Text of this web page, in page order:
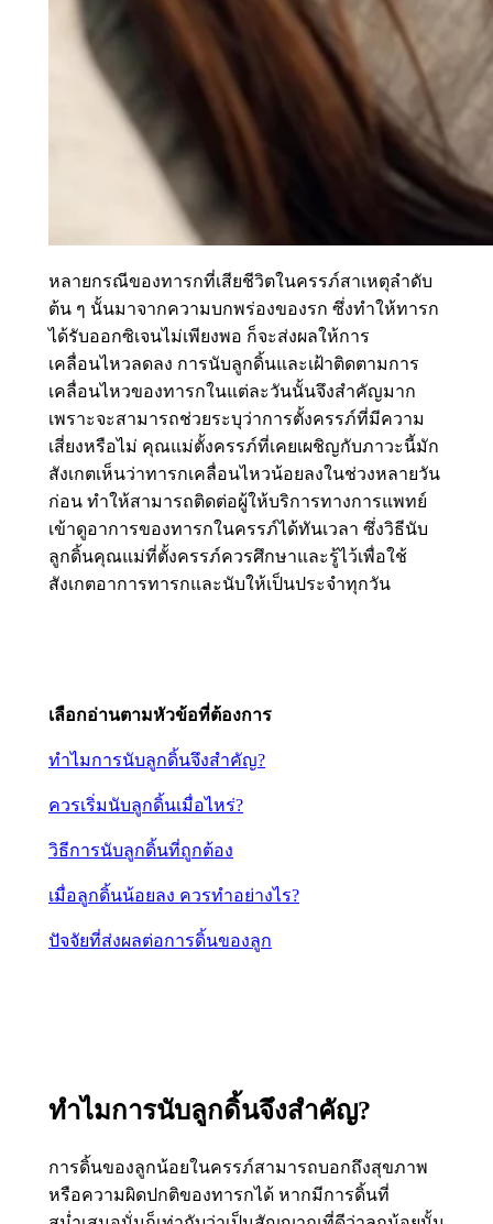
หลายกรณีของทารกที่เสียชีวิตในครรภ์สาเหตุลำดับ
ต้น ๆ นั้นมาจากความบกพร่องของรก ซึ่งทำให้ทารก
ได้รับออกซิเจนไม่เพียงพอ ก็จะส่งผลให้การ
เคลื่อนไหวลดลง การนับลูกดิ้นและเฝ้าติดตามการ
เคลื่อนไหวของทารกในแต่ละวันนั้นจึงสำคัญมาก
เพราะจะสามารถช่วยระบุว่าการตั้งครรภ์ที่มีความ
เสี่ยงหรือไม่ คุณแม่ตั้งครรภ์ที่เคยเผชิญกับภาวะนี้มัก
สังเกตเห็นว่าทารกเคลื่อนไหวน้อยลงในช่วงหลายวัน
ก่อน ทำให้สามารถติดต่อผู้ให้บริการทางการแพทย์
เข้าดูอาการของทารกในครรภ์ได้ทันเวลา ซึ่งวิธีนับ
ลูกดิ้นคุณแม่ที่ตั้งครรภ์ควรศึกษาและรู้ไว้เพื่อใช้
สังเกตอาการทารกและนับให้เป็นประจำทุกวัน
เลือกอ่านตามหัวข้อที่ต้องการ
ทำไมการนับลูกดิ้นจึงสำคัญ?
ควรเริ่มนับลูกดิ้นเมื่อไหร่?
วิธีการนับลูกดิ้นที่ถูกต้อง
เมื่อลูกดิ้นน้อยลง ควรทำอย่างไร?
ปัจจัยที่ส่งผลต่อการดิ้นของลูก
ทำไมการนับลูกดิ้นจึงสำคัญ?
การดิ้นของลูกน้อยในครรภ์สามารถบอกถึงสุขภาพ
หรือความผิดปกติของทารกได้ หากมีการดิ้นที่